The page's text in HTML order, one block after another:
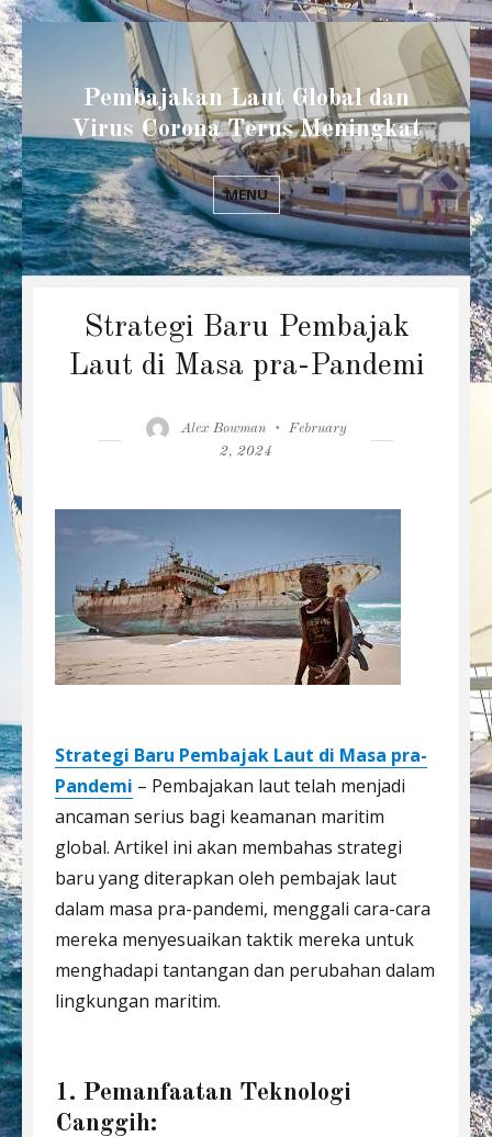
Pembajakan Laut Global dan
Virus Corona Terus Meningkat
MENU
Strategi Baru Pembajak
Laut di Masa pra-Pandemi
Author
Alex Bowman
Posted
February
2, 2024
Strategi Baru Pembajak Laut di Masa pra-
Pandemi – Pembajakan laut telah menjadi
ancaman serius bagi keamanan maritim
global. Artikel ini akan membahas strategi
baru yang diterapkan oleh pembajak laut
dalam masa pra-pandemi, menggali cara-cara
mereka menyesuaikan taktik mereka untuk
menghadapi tantangan dan perubahan dalam
lingkungan maritim.
1. Pemanfaatan Teknologi
Canggih: